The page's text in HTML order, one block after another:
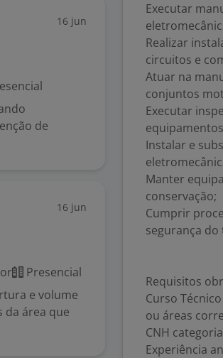
16 jun
de
16 jun
Presencial
e volume
da área que
Executar
Realizar
circuitos e
Atuar na
conjuntos
Executar
Instalar e
Manter
conservação;
Cumprir
segurança
Requisitos
Curso
ou áreas
CNH
Experiência